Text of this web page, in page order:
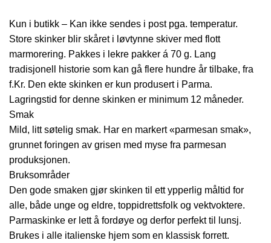
Kun i butikk – Kan ikke sendes i post pga. temperatur.
Store skinker blir skåret i løvtynne skiver med flott
marmorering. Pakkes i lekre pakker á 70 g. Lang
tradisjonell historie som kan gå flere hundre år tilbake, fra
f.Kr. Den ekte skinken er kun produsert i Parma.
Lagringstid for denne skinken er minimum 12 måneder.
Smak
Mild, litt søtelig smak. Har en markert «parmesan smak»,
grunnet foringen av grisen med myse fra parmesan
produksjonen.
Bruksområder
Den gode smaken gjør skinken til ett ypperlig måltid for
alle, både unge og eldre, toppidrettsfolk og vektvoktere.
Parmaskinke er lett å fordøye og derfor perfekt til lunsj.
Brukes i alle italienske hjem som en klassisk forrett.